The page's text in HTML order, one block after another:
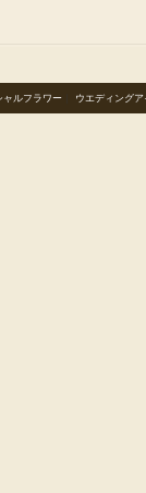
ャルフラワー｜ ウエディングア